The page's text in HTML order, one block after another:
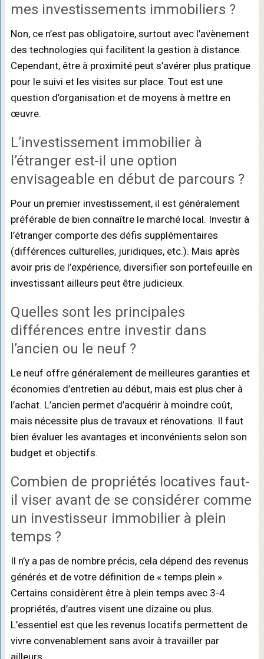
mes investissements immobiliers ?
Non, ce n’est pas obligatoire, surtout avec l’avènement
des technologies qui facilitent la gestion à distance.
Cependant, être à proximité peut s’avérer plus pratique
pour le suivi et les visites sur place. Tout est une
question d’organisation et de moyens à mettre en
œuvre.
L’investissement immobilier à
l’étranger est-il une option
envisageable en début de parcours ?
Pour un premier investissement, il est généralement
préférable de bien connaître le marché local. Investir à
l’étranger comporte des défis supplémentaires
(différences culturelles, juridiques, etc.). Mais après
avoir pris de l’expérience, diversifier son portefeuille en
investissant ailleurs peut être judicieux.
Quelles sont les principales
différences entre investir dans
l’ancien ou le neuf ?
Le neuf offre généralement de meilleures garanties et
économies d’entretien au début, mais est plus cher à
l’achat. L’ancien permet d’acquérir à moindre coût,
mais nécessite plus de travaux et rénovations. Il faut
bien évaluer les avantages et inconvénients selon son
budget et objectifs.
Combien de propriétés locatives faut-
il viser avant de se considérer comme
un investisseur immobilier à plein
temps ?
Il n’y a pas de nombre précis, cela dépend des revenus
générés et de votre définition de « temps plein ».
Certains considèrent être à plein temps avec 3-4
propriétés, d’autres visent une dizaine ou plus.
L’essentiel est que les revenus locatifs permettent de
vivre convenablement sans avoir à travailler par
ailleurs.